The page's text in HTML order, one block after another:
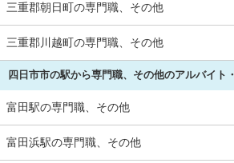
三重郡朝日町の専門職、その他
三重郡川越町の専門職、その他
四日市市の駅から専門職、その他のアルバイト
富田駅の専門職、その他
富田浜駅の専門職、その他